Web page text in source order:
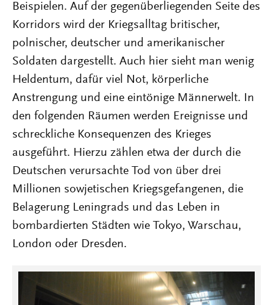
Beispielen. Auf der gegenüberliegenden Seite des
Korridors wird der Kriegsalltag britischer,
polnischer, deutscher und amerikanischer
Soldaten dargestellt. Auch hier sieht man wenig
Heldentum, dafür viel Not, körperliche
Anstrengung und eine eintönige Männerwelt. In
den folgenden Räumen werden Ereignisse und
schreckliche Konsequenzen des Krieges
ausgeführt. Hierzu zählen etwa der durch die
Deutschen verursachte Tod von über drei
Millionen sowjetischen Kriegsgefangenen, die
Belagerung Leningrads und das Leben in
bombardierten Städten wie Tokyo, Warschau,
London oder Dresden.